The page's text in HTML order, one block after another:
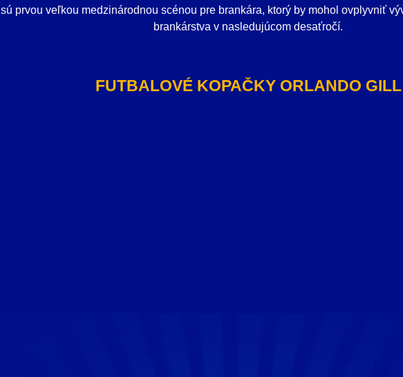
sú prvou veľkou medzinárodnou scénou pre brankára, ktorý by mohol ovplyvniť
brankárstva v nasledujúcom desaťročí.
FUTBALOVÉ KOPAČKY ORLANDO GILL